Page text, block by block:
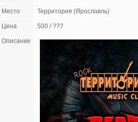
Место Территория (Ярославль)
Цена 500 / ???
Описание